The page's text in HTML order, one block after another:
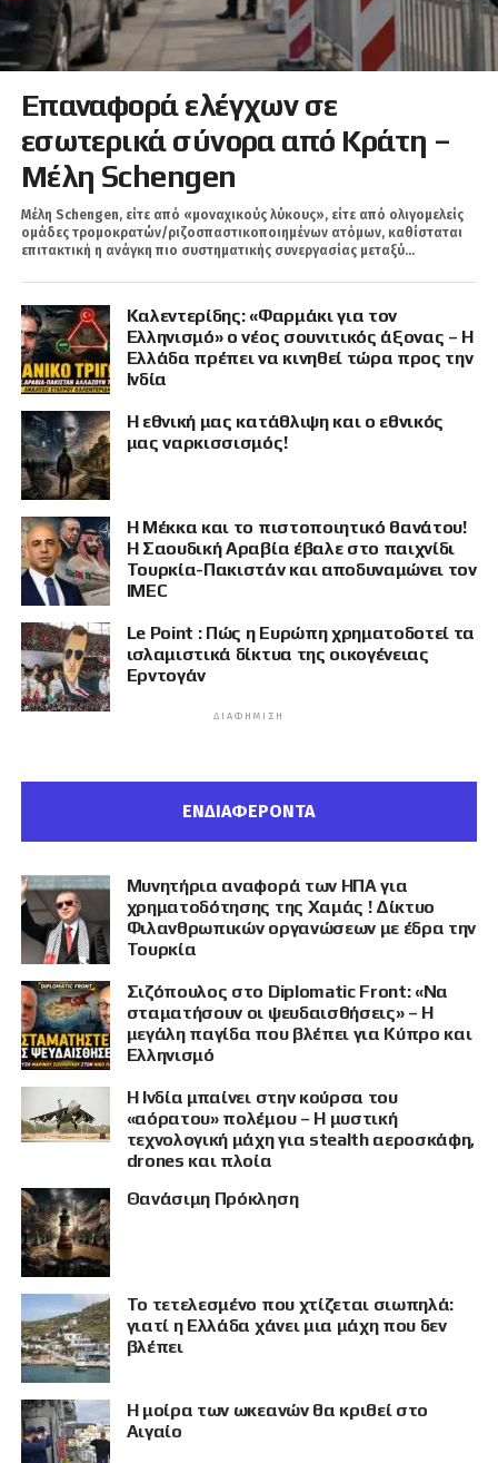
Επαναφορά ελέγχων σε
εσωτερικά σύνορα από Κράτη –
Μέλη Schengen
Μέλη Schengen, είτε από «μοναχικούς λύκους», είτε από ολιγομελείς
ομάδες τρομοκρατών/ριζοσπαστικοποιημένων ατόμων, καθίσταται
επιτακτική η ανάγκη πιο συστηματικής συνεργασίας μεταξύ...
Καλεντερίδης: «Φαρμάκι για τον
Ελληνισμό» ο νέος σουνιτικός άξονας – Η
Ελλάδα πρέπει να κινηθεί τώρα προς την
Ινδία
Η εθνική μας κατάθλιψη και ο εθνικός
μας ναρκισσισμός!
Η Μέκκα και το πιστοποιητικό θανάτου!
Η Σαουδική Αραβία έβαλε στο παιχνίδι
Τουρκία-Πακιστάν και αποδυναμώνει τον
IMEC
Le Point : Πώς η Ευρώπη χρηματοδοτεί τα
ισλαμιστικά δίκτυα της οικογένειας
Ερντογάν
ΔΙΑΦΉΜΙΣΗ
ΕΝΔΙΑΦΕΡΟΝΤΑ
Μυνητήρια αναφορά των ΗΠΑ για
χρηματοδότησης της Χαμάς ! Δίκτυο
Φιλανθρωπικών οργανώσεων με έδρα την
Τουρκία
Σιζόπουλος στο Diplomatic Front: «Να
σταματήσουν οι ψευδαισθήσεις» – Η
μεγάλη παγίδα που βλέπει για Κύπρο και
Ελληνισμό
Η Ινδία μπαίνει στην κούρσα του
«αόρατου» πολέμου – Η μυστική
τεχνολογική μάχη για stealth αεροσκάφη,
drones και πλοία
Θανάσιμη Πρόκληση
Το τετελεσμένο που χτίζεται σιωπηλά:
γιατί η Ελλάδα χάνει μια μάχη που δεν
βλέπει
Η μοίρα των ωκεανών θα κριθεί στο
Αιγαίο